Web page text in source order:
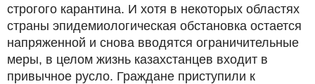
строгого карантина. И хотя в некоторых областях
страны эпидемиологическая обстановка остается
напряженной и снова вводятся ограничительные
меры, в целом жизнь казахстанцев входит в
привычное русло. Граждане приступили к